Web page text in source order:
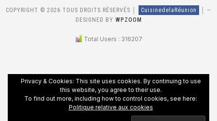
COPYRIGHT © 2026 TOUS DROITS RÉSERVÉS │ CuisinedelaRéunion
—
DESIGNED BY WPZOOM
Total Users : 316207
Privacy & Cookies: This site uses cookies. By continuing to use
this website, you agree to their use.
To find out more, including how to control cookies, see here:
Politique relative aux cookies